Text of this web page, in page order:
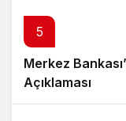
5
Merkez
Açıklaması